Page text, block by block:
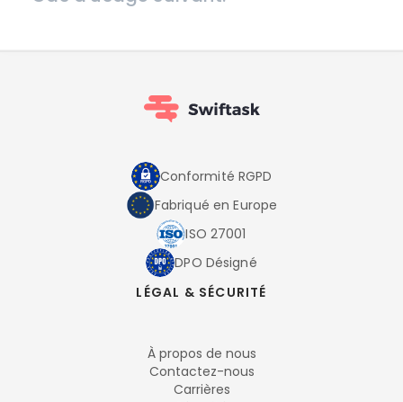
Conformité RGPD
Fabriqué en Europe
ISO 27001
DPO Désigné
LÉGAL & SÉCURITÉ
À propos de nous
Contactez-nous
Carrières